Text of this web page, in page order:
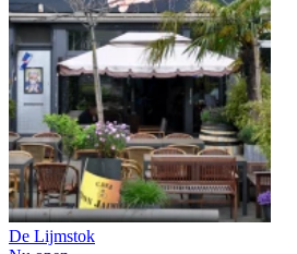
De Lijmstok